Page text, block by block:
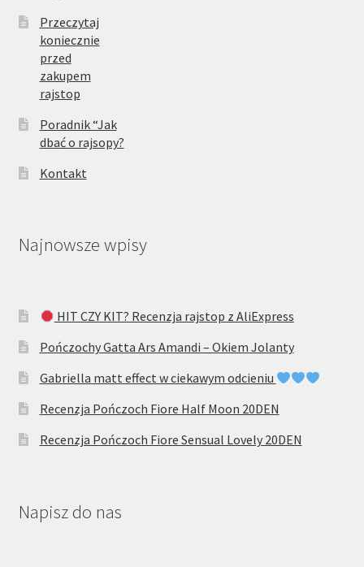
Przeczytaj
koniecznie
przed
zakupem
rajstop
Poradnik “Jak
dbać o rajsopy?
Kontakt
Najnowsze wpisy
HIT CZY KIT? Recenzja rajstop z AliExpress
Pończochy Gatta Ars Amandi – Okiem Jolanty
Gabriella matt effect w ciekawym odcieniu
Recenzja Pończoch Fiore Half Moon 20DEN
Recenzja Pończoch Fiore Sensual Lovely 20DEN
Napisz do nas